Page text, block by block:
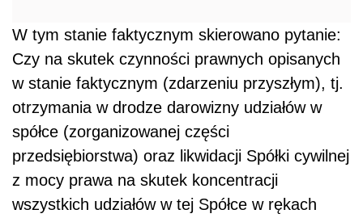
W tym stanie faktycznym skierowano pytanie:
Czy na skutek czynności prawnych opisanych
w stanie faktycznym (zdarzeniu przyszłym), tj.
otrzymania w drodze darowizny udziałów w
spółce (zorganizowanej części
przedsiębiorstwa) oraz likwidacji Spółki cywilnej
z mocy prawa na skutek koncentracji
wszystkich udziałów w tej Spółce w rękach